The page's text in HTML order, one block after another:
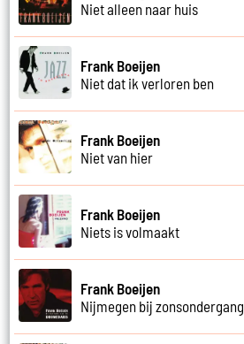
Niet alleen naar huis
Frank Boeijen
Niet dat ik verloren ben
Frank Boeijen
Niet van hier
Frank Boeijen
Niets is volmaakt
Frank Boeijen
Nijmegen bij zonsondergang